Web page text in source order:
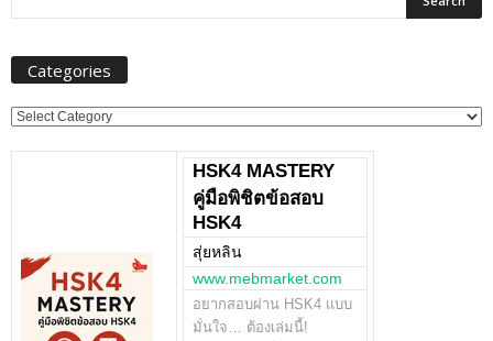
Categories
Categories
HSK4 MASTERY
คู่มือพิชิตข้อสอบ
HSK4
สุ่ยหลิน
www.mebmarket.com
อยากสอบผ่าน HSK4 แบบ
มั่นใจ… ต้องเล่มนี้!